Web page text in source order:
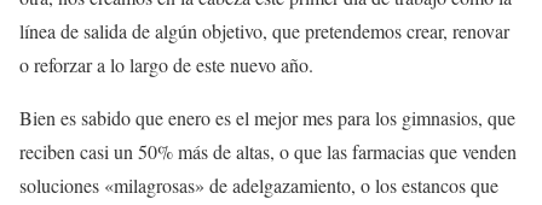
línea de salida de algún objetivo, que pretendemos crear, renovar
o reforzar a lo largo de este nuevo año.
Bien es sabido que enero es el mejor mes para los gimnasios, que
reciben casi un 50% más de altas, o que las farmacias que venden
soluciones «milagrosas» de adelgazamiento, o los estancos que